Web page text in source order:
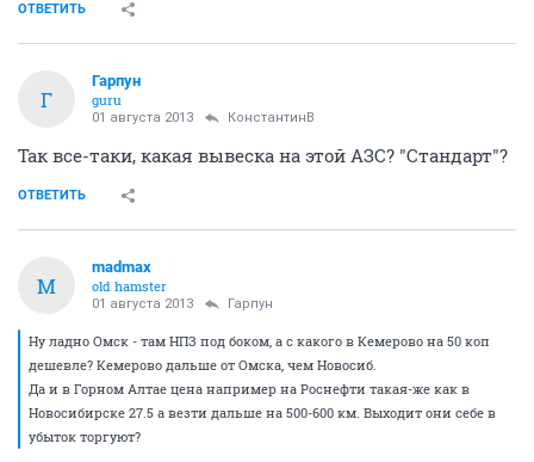
ОТВЕТИТЬ
Г
Гарпун
guru
01 августа 2013 КонстантинВ
Так все-таки, какая вывеска на этой АЗС? "Стандарт"?
ОТВЕТИТЬ
M
madmax
old hamster
01 августа 2013 Гарпун
Ну ладно Омск - там НПЗ под боком, а с какого в Кемерово на 50 коп
дешевле? Кемерово дальше от Омска, чем Новосиб.
Да и в Горном Алтае цена например на Роснефти такая-же как в
Новосибирске 27.5 а везти дальше на 500-600 км. Выходит они себе в
убыток торгуют?